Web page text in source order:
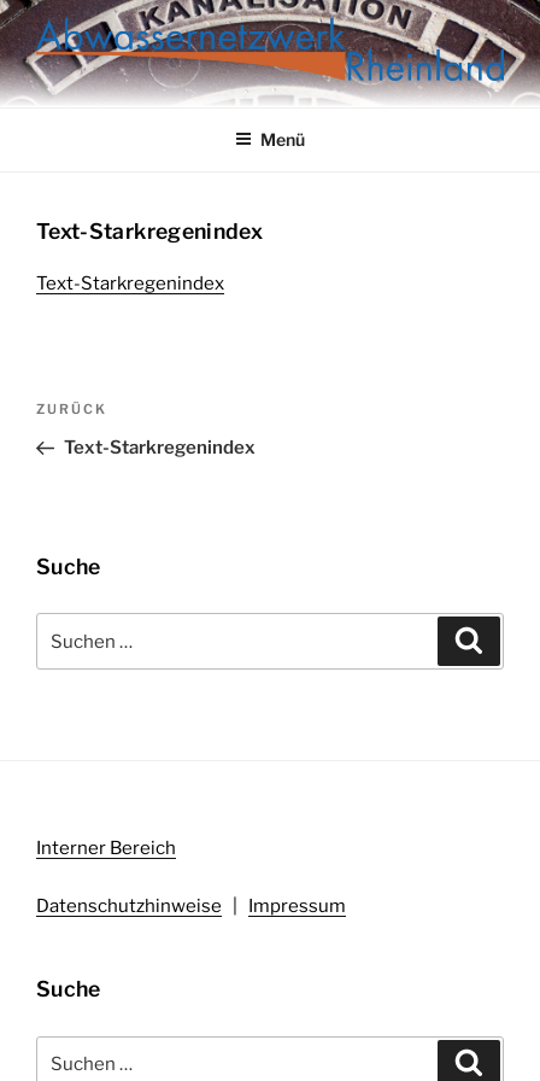
Zum
Inhalt
springen
ABWASSERNETZWERK
Menü
Text-Starkregenindex
Text-Starkregenindex
Beitragsnavigation
Vorheriger
Beitrag
ZURÜCK
Text-Starkregenindex
Suche
nach:
Interner Bereich
Datenschutzhinweise Impressum
Suche